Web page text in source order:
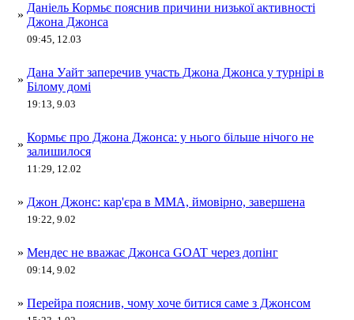
»
Даніель Кормьє пояснив причини низької активності
Джона Джонса
09:45, 12.03
»
Дана Уайт заперечив участь Джона Джонса у турнірі в
Білому домі
19:13, 9.03
»
Кормьє про Джона Джонса: у нього більше нічого не
залишилося
11:29, 12.02
» Джон Джонс: кар'єра в ММА, ймовірно, завершена
19:22, 9.02
» Мендес не вважає Джонса GOAT через допінг
09:14, 9.02
» Перейра пояснив, чому хоче битися саме з Джонсом